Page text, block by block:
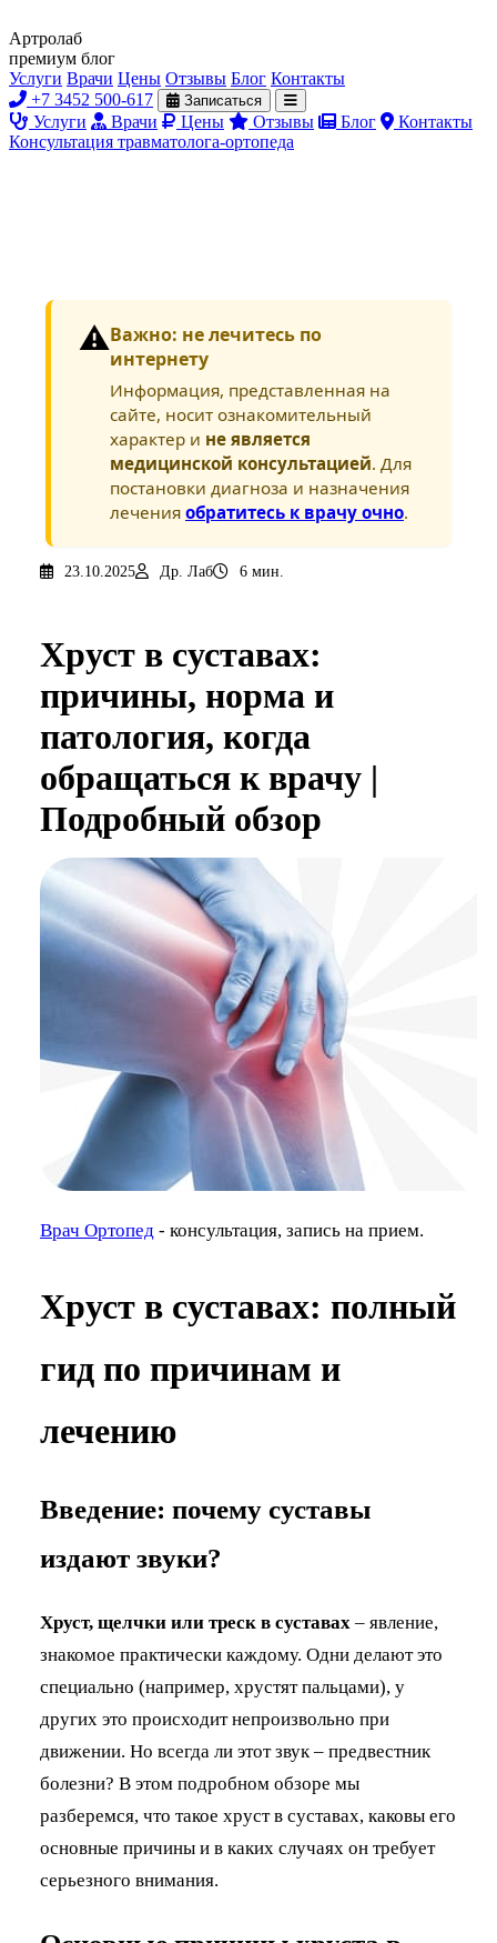
Артролаб
премиум блог
Услуги Врачи Цены Отзывы Блог Контакты
+7 3452 500-617
Записаться
Услуги Врачи Цены Отзывы Блог
Контакты
Консультация травматолога-ортопеда
⚠️Важно: не лечитесь по
интернету
Информация, представленная на
сайте, носит ознакомительный
характер и не является
медицинской консультацией. Для
постановки диагноза и назначения
лечения обратитесь к врачу очно.
23.10.2025 Др. Лаб 6 мин.
Хруст в суставах:
причины, норма и
патология, когда
обращаться к врачу |
Подробный обзор
Врач Ортопед - консультация, запись на прием.
Хруст в суставах: полный
гид по причинам и
лечению
Введение: почему суставы
издают звуки?
Хруст, щелчки или треск в суставах – явление,
знакомое практически каждому. Одни делают это
специально (например, хрустят пальцами), у
других это происходит непроизвольно при
движении. Но всегда ли этот звук – предвестник
болезни? В этом подробном обзоре мы
разберемся, что такое хруст в суставах, каковы его
основные причины и в каких случаях он требует
серьезного внимания.